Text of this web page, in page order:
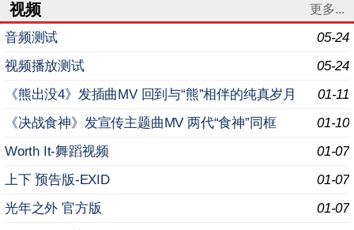
视频 更多...
05-24
音频测试
05-24
视频播放测试
01-11
《熊出没4》发插曲MV 回到与“熊”相伴的纯真岁月
01-10
《决战食神》发宣传主题曲MV 两代“食神”同框
01-07
Worth It-舞蹈视频
01-07
上下 预告版-EXID
01-07
光年之外 官方版